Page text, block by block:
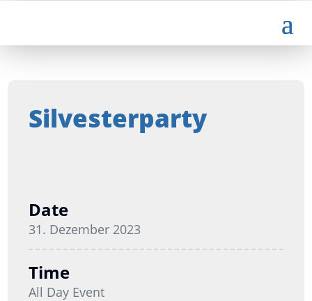
Silvesterparty
Date
31. Dezember 2023
Time
All Day Event